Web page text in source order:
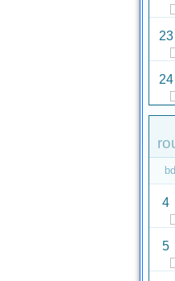
23
24
4
5